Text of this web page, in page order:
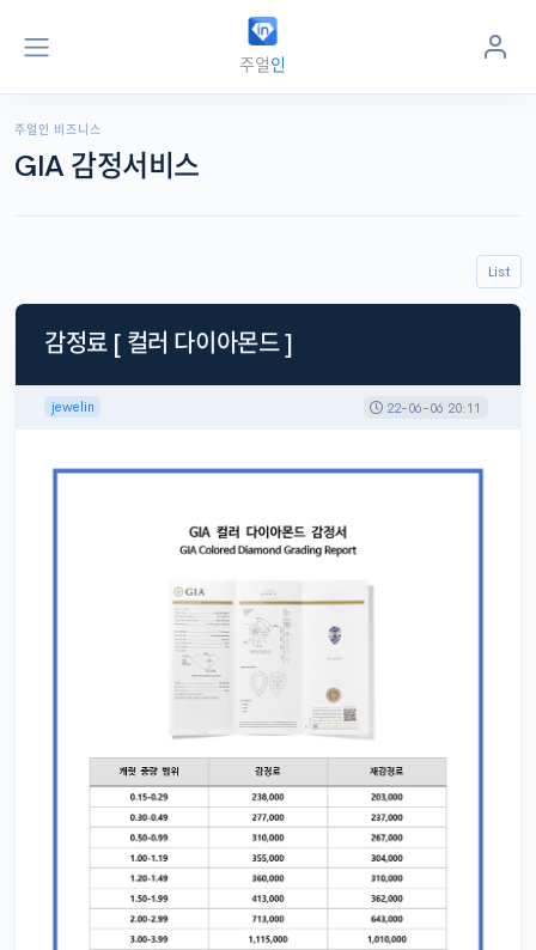
주얼리 지식정보 포털
주얼인
jewelin.kr
주얼인 비즈니스
GIA 감정서비스
List
감정료 [ 컬러 다이아몬드 ]
jewelin 22-06-06 20:11